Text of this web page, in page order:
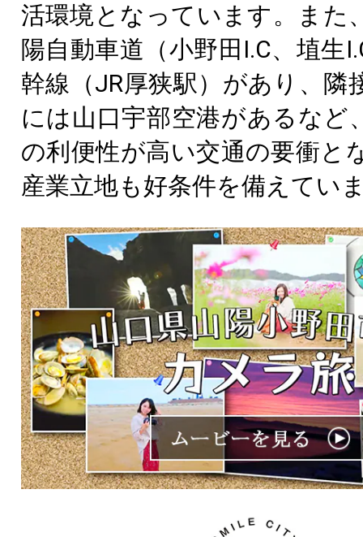
活環境となっています。また
陽自動車道（小野田I.C、埴生
幹線（JR厚狭駅）があり、隣
には山口宇部空港があるなど
の利便性が高い交通の要衝と
産業立地も好条件を備えてい